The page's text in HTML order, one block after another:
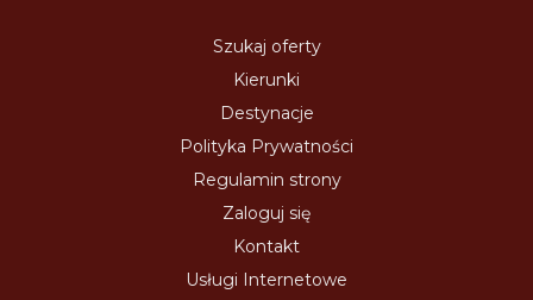
Szukaj oferty
Kierunki
Destynacje
Polityka Prywatności
Regulamin strony
Zaloguj się
Kontakt
Usługi Internetowe